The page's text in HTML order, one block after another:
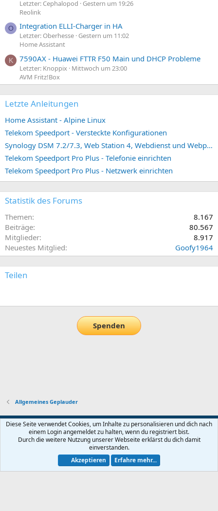
Letzter: Cephalopod
Gestern um 19:26
Reolink
O Integration ELLI-Charger in HA
Letzter: Oberhesse Gestern um 11:02
Home Assistant
K 7590AX - Huawei FTTR F50 Main und DHCP Probleme
Letzter: Knoppix Mittwoch um 23:00
AVM Fritz!Box
Letzte Anleitungen
Home Assistant - Alpine Linux
Telekom Speedport - Versteckte Konfigurationen
Synology DSM 7.2/7.3, Web Station 4, Webdienst und Webportal erstellen (ehemals vHost)
Telekom Speedport Pro Plus - Telefonie einrichten
Telekom Speedport Pro Plus - Netzwerk einrichten
Statistik des Forums
Themen
8.167
Beiträge
80.567
Mitglieder
8.917
Neuestes Mitglied
Goofy1964
Teilen
Spenden
Allgemeines Geplauder
Default-Theme
Nutzungsbedingungen
Datenschutz Hilfe und Impressum Start
Community platform by XenForo® © 2010-2026 XenForo Ltd.
Diese Seite verwendet Cookies, um Inhalte zu personalisieren und dich nach
einem Login angemeldet zu halten, wenn du registriert bist.
Durch die weitere Nutzung unserer Webseite erklärst du dich damit
einverstanden.
Akzeptieren
Erfahre mehr...